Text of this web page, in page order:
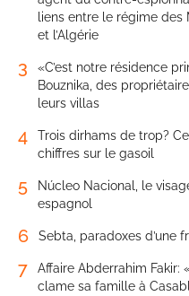
liens entre le régime
et l’Algérie
3
«C’est notre résidence
Bouznika, des
leurs villas
4
Trois dirhams de trop?
chiffres sur le gasoil
5
Núcleo Nacional, le
espagnol
6 Sebta, paradoxes d’une
7
Affaire Abderrahim Fakir:
clame sa famille à